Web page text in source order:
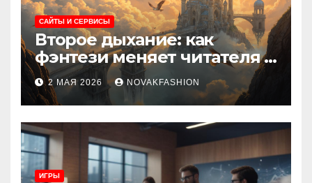
САЙТЫ И СЕРВИСЫ
Второе дыхание: как
фэнтези меняет читателя и
культуру
2 МАЯ 2026 NOVAKFASHION
ИГРЫ